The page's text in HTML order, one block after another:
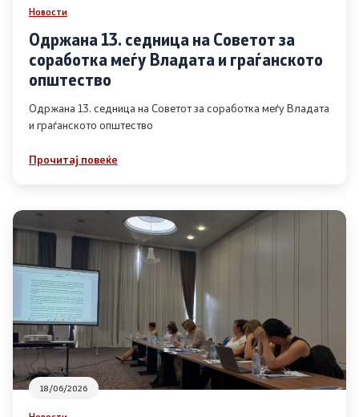
Извештаи
Список на ОЈИ
Контакт
Контакт
Линкови
Изјава за пристапност
Со еден клик до сите услуги
Новости
Одржана 13. седница на Советот за
соработка меѓу Владата и граѓанското
општество
Одржана 13. седница на Советот за соработка меѓу Владата
и граѓанското општество
Прочитај повеќе
18/06/2026